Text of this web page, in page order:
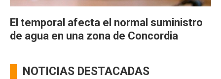
El temporal afecta el normal suministro
de agua en una zona de Concordia
NOTICIAS DESTACADAS